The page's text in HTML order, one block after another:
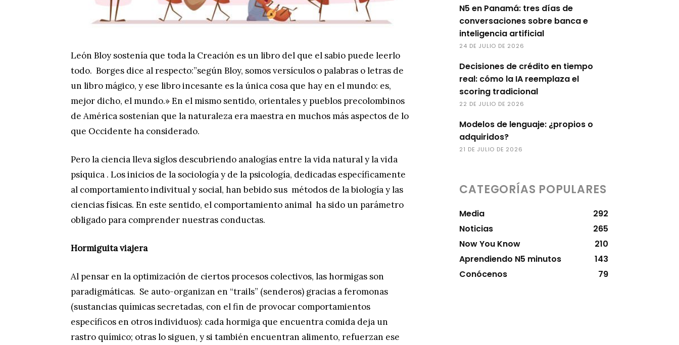
León Bloy sostenía que toda la Creación es un libro del que el sabio puede leerlo
todo. Borges dice al respecto:”según Bloy, somos versículos o palabras o letras de
un libro mágico, y ese libro incesante es la única cosa que hay en el mundo: es,
mejor dicho, el mundo.» En el mismo sentido, orientales y pueblos precolombinos
de América sostenían que la naturaleza era maestra en muchos más aspectos de lo
que Occidente ha considerado.
Pero la ciencia lleva siglos descubriendo analogías entre la vida natural y la vida
psíquica . Los inicios de la sociología y de la psicología, dedicadas específicamente
al comportamiento indivitual y social, han bebido sus métodos de la biología y las
ciencias físicas. En este sentido, el comportamiento animal ha sido un parámetro
obligado para comprender nuestras conductas.
Hormiguita viajera
Al pensar en la optimización de ciertos procesos colectivos, las hormigas son
paradigmáticas. Se auto-organizan en “trails” (senderos) gracias a feromonas
(sustancias químicas secretadas, con el fin de provocar comportamientos
específicos en otros individuos): cada hormiga que encuentra comida deja un
rastro químico; otras lo siguen, y si también encuentran alimento, refuerzan ese
N5 en Panamá: tres días de
conversaciones sobre banca e
inteligencia artificial
24 DE JULIO DE 2026
Decisiones de crédito en tiempo
real: cómo la IA reemplaza el
scoring tradicional
22 DE JULIO DE 2026
Modelos de lenguaje: ¿propios o
adquiridos?
21 DE JULIO DE 2026
CATEGORÍAS POPULARES
Media
292
Noticias
265
Now You Know
210
Aprendiendo N5 minutos
143
Conócenos
79